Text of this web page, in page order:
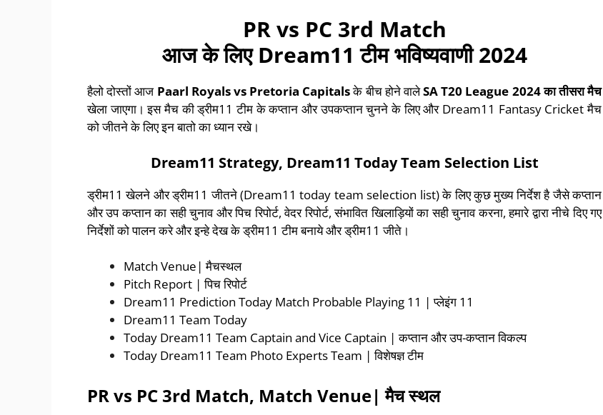
PR vs PC 3rd Match
आज के लिएDream11टीम भविष्यवाणी 2024
हैलो दोस्तों आज Paarl Royals vs Pretoria Capitalsके बीच होने वालेSA T20 League 2024कातीसरामैच
खेला जाएगा। इस मैच की ड्रीम11 टीम के कप्तान और उपकप्तान चुनने के लिए और Dream11 Fantasy Cricket मैच
को जीतने के लिए इन बातो का ध्यान रखे।
Dream11 Strategy, Dream11 Today Team Selection List
ड्रीम11 खेलने और ड्रीम11 जीतने (Dream11 today team selection list) के लिए कुछ मुख्य निर्देश है जैसे कप्तान
और उप कप्तान का सही चुनाव और पिच रिपोर्ट, वेदर रिपोर्ट, संभावित खिलाड़ियों का सही चुनाव करना, हमारे द्वारा नीचे दिए गए
निर्देशों को पालन करे और इन्हे देख के ड्रीम11 टीम बनाये और ड्रीम11 जीते।
Match Venue| मैचस्थल
Pitch Report | पिच रिपोर्ट
Dream11 Prediction Today Match Probable Playing 11 | प्लेइंग 11
Dream11 Team Today
Today Dream11 Team Captain and Vice Captain | कप्तान और उप-कप्तान विकल्प
Today Dream11 Team Photo Experts Team | विशेषज्ञ टीम
PR vs PC 3rd Match, Match Venue|मैचस्थल